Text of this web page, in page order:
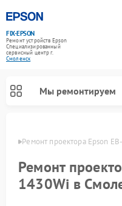
FIX-EPSON
Ремонт устройств Epson
Специализированный
cервисный центр г.
Смоленск
Мы ремонтируем
Ремонт проектора Epson
Ремонт
1430Wi в